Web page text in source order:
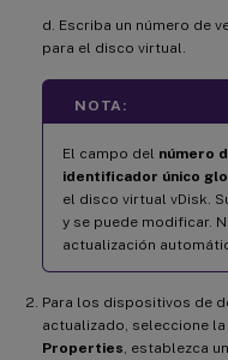
d. Escriba un número de
para el disco virtual.
NOTA:
El campo del número
identificador único
el disco virtual vDisk.
y se puede modificar.
actualización
Para los dispositivos de
actualizado, seleccione la
Properties , establezca